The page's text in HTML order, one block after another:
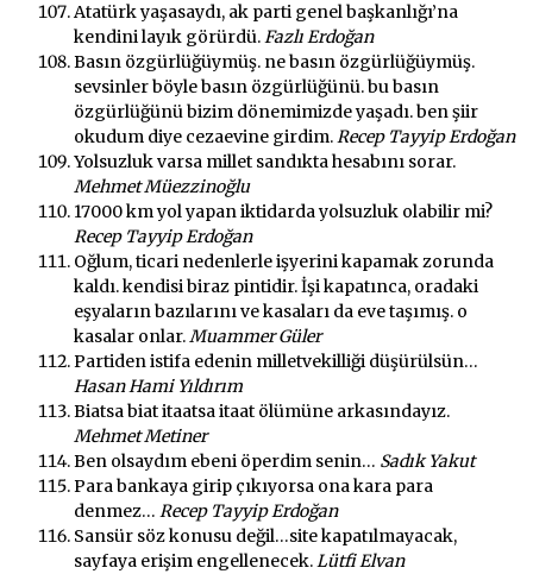
Atatürk yaşasaydı, ak parti genel başkanlığı’na
kendini layık görürdü.Fazlı Erdoğan
Basın özgürlüğüymüş. ne basın özgürlüğüymüş.
sevsinler böyle basın özgürlüğünü. bu basın
özgürlüğünü bizim dönemimizde yaşadı. ben şiir
okudum diye cezaevine girdim.Recep Tayyip Erdoğan
Yolsuzluk varsa millet sandıkta hesabını sorar.
Mehmet Müezzinoğlu
17000 km yol yapan iktidarda yolsuzluk olabilir mi?
Recep Tayyip Erdoğan
Oğlum, ticari nedenlerle işyerini kapamak zorunda
kaldı. kendisi biraz pintidir. İşi kapatınca, oradaki
eşyaların bazılarını ve kasaları da eve taşımış. o
kasalar onlar.Muammer Güler
Partiden istifa edenin milletvekilliği düşürülsün…
Hasan Hami Yıldırım
Biatsa biat itaatsa itaat ölümüne arkasındayız.
Mehmet Metiner
Ben olsaydım ebeni öperdim senin… Sadık Yakut
Para bankaya girip çıkıyorsa ona kara para
denmez…Recep Tayyip Erdoğan
Sansür söz konusu değil…site kapatılmayacak,
sayfaya erişim engellenecek.Lütfi Elvan